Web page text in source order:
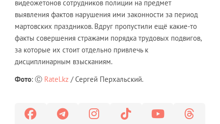
видеожетонов сотрудников полиции на предмет
выявления фактов нарушения ими законности за период
мартовских праздников. Вдруг пропустили ещё какие-то
факты совершения стражами порядка трудовых подвигов,
за которые их стоит отдельно привлечь к
дисциплинарным взысканиям.
Фото: Ⓒ Ratel.kz / Сергей Перхальский.